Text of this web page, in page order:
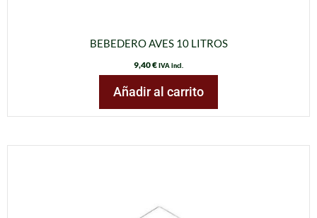
BEBEDERO AVES 10 LITROS
9,40€ IVA incl.
Añadir al carrito